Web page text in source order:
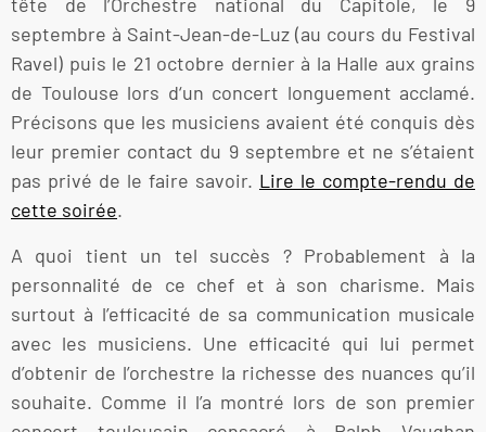
septembre à Saint-Jean-de-Luz (au cours du Festival
Ravel) puis le 21 octobre dernier à la Halle aux grains
de Toulouse lors d‘un concert longuement acclamé.
Précisons que les musiciens avaient été conquis dès
leur premier contact du 9 septembre et ne s’étaient
pas privé de le faire savoir. Lire le compte-rendu de
cette soirée.
A quoi tient un tel succès ? Probablement à la
personnalité de ce chef et à son charisme. Mais
surtout à l’efficacité de sa communication musicale
avec les musiciens. Une efficacité qui lui permet
d’obtenir de l’orchestre la richesse des nuances qu’il
souhaite. Comme il l’a montré lors de son premier